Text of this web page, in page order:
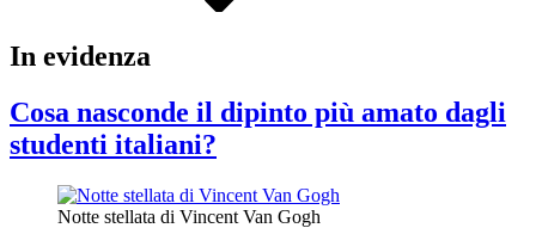
In evidenza
Cosa nasconde il dipinto più amato dagli
studenti italiani?
Notte stellata di Vincent Van Gogh